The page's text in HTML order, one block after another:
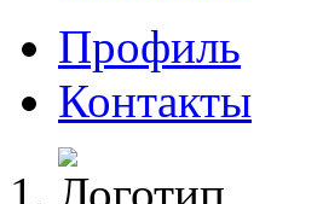
Профиль
Контакты